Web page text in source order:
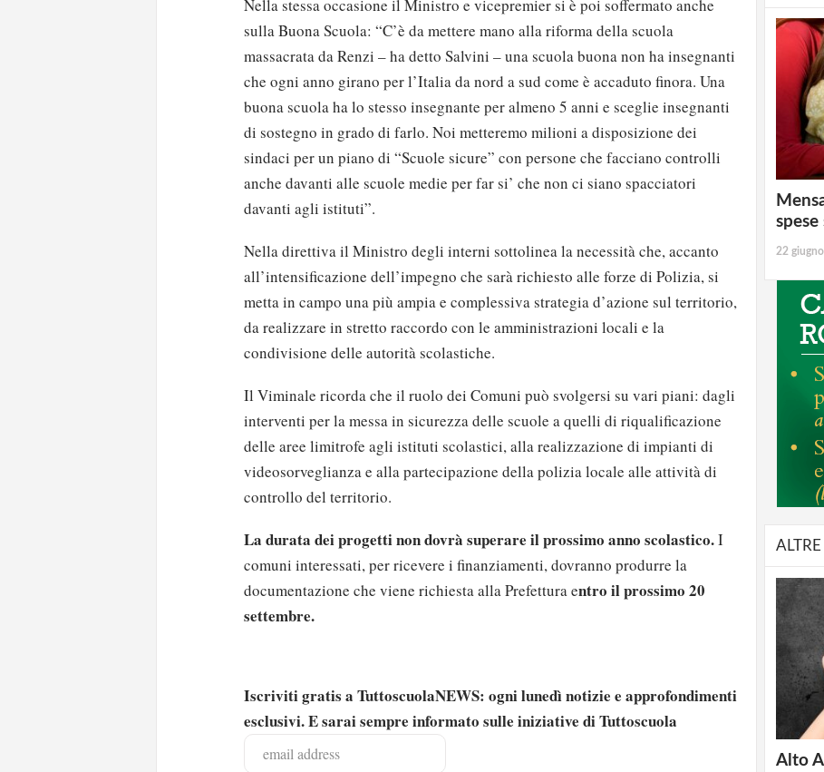
Nella stessa occasione il Ministro e vicepremier si è poi soffermato anche
sulla Buona Scuola: “C’è da mettere mano alla riforma della scuola
massacrata da Renzi – ha detto Salvini – una scuola buona non ha insegnanti
che ogni anno girano per l’Italia da nord a sud come è accaduto finora. Una
buona scuola ha lo stesso insegnante per almeno 5 anni e sceglie insegnanti
di sostegno in grado di farlo. Noi metteremo milioni a disposizione dei
sindaci per un piano di “Scuole sicure” con persone che facciano controlli
anche davanti alle scuole medie per far si’ che non ci siano spacciatori
davanti agli istituti”.
Nella direttiva il Ministro degli interni sottolinea la necessità che, accanto
all’intensificazione dell’impegno che sarà richiesto alle forze di Polizia, si
metta in campo una più ampia e complessiva strategia d’azione sul territorio,
da realizzare in stretto raccordo con le amministrazioni locali e la
condivisione delle autorità scolastiche.
Il Viminale ricorda che il ruolo dei Comuni può svolgersi su vari piani: dagli
interventi per la messa in sicurezza delle scuole a quelli di riqualificazione
delle aree limitrofe agli istituti scolastici, alla realizzazione di impianti di
videosorveglianza e alla partecipazione della polizia locale alle attività di
controllo del territorio.
La durata dei progetti non dovrà superare il prossimo anno scolastico.I
comuni interessati, per ricevere i finanziamenti, dovranno produrre la
documentazione che viene richiesta alla Prefettura entro il prossimo 20
settembre.
Iscriviti gratis a TuttoscuolaNEWS: ogni lunedì notizie e approfondimenti
esclusivi. E sarai sempre informato sulle iniziative di Tuttoscuola
22
ALTRE
Alto